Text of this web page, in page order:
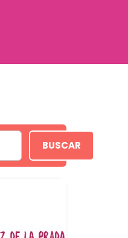
BUSCAR